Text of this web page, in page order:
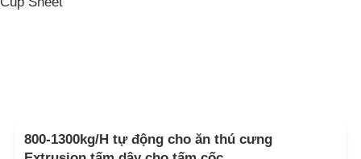
800-1300kg/H tự động cho ăn thú cưng